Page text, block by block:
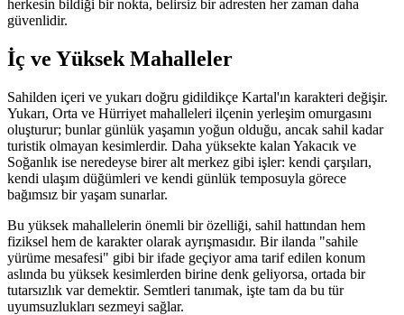
herkesin bildiği bir nokta, belirsiz bir adresten her zaman daha
güvenlidir.
İç ve Yüksek Mahalleler
Sahilden içeri ve yukarı doğru gidildikçe Kartal'ın karakteri değişir.
Yukarı, Orta ve Hürriyet mahalleleri ilçenin yerleşim omurgasını
oluşturur; bunlar günlük yaşamın yoğun olduğu, ancak sahil kadar
turistik olmayan kesimlerdir. Daha yüksekte kalan Yakacık ve
Soğanlık ise neredeyse birer alt merkez gibi işler: kendi çarşıları,
kendi ulaşım düğümleri ve kendi günlük temposuyla görece
bağımsız bir yaşam sunarlar.
Bu yüksek mahallelerin önemli bir özelliği, sahil hattından hem
fiziksel hem de karakter olarak ayrışmasıdır. Bir ilanda "sahile
yürüme mesafesi" gibi bir ifade geçiyor ama tarif edilen konum
aslında bu yüksek kesimlerden birine denk geliyorsa, ortada bir
tutarsızlık var demektir. Semtleri tanımak, işte tam da bu tür
uyumsuzlukları sezmeyi sağlar.